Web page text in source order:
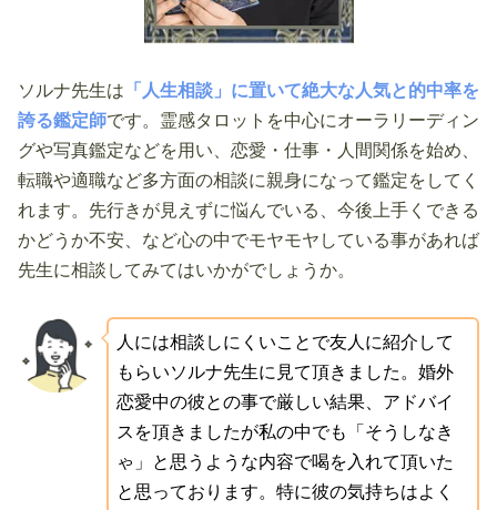
ソルナ先生は 「人生相談」に置いて絶大な人気と的中率を
誇る鑑定師です。霊感タロットを中心にオーラリーディン
グや写真鑑定などを用い、恋愛・仕事・人間関係を始め、
転職や適職など多方面の相談に親身になって鑑定をしてく
れます。先行きが見えずに悩んでいる、今後上手くできる
かどうか不安、など心の中でモヤモヤしている事があれば
先生に相談してみてはいかがでしょうか。
人には相談しにくいことで友人に紹介して
もらいソルナ先生に見て頂きました。婚外
恋愛中の彼との事で厳しい結果、アドバイ
スを頂きましたが私の中でも「そうしなき
ゃ」と思うような内容で喝を入れて頂いた
と思っております。特に彼の気持ちはよく